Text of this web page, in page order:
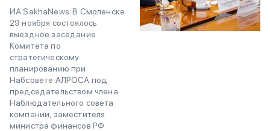
ИА SakhaNews. В Смоленске
29 ноября состоялось
выездное заседание
Комитета по
стратегическому
планированию при
Набсовете АЛРОСА под
председательством члена
Наблюдательного совета
компании, заместителя
министра финансов РФ